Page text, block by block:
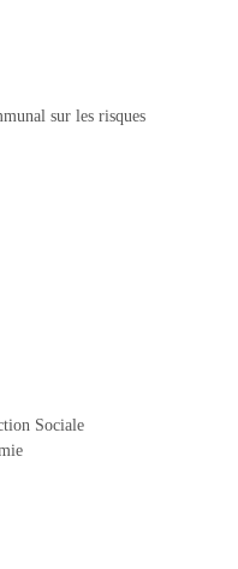
sur les risques
Sociale